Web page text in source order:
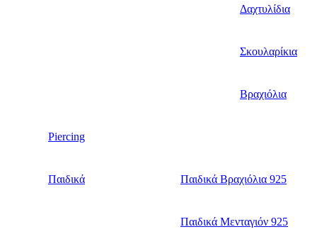
Δαχτυλίδια
Σκουλαρίκια
Βραχιόλια
Piercing
Παιδικά Παιδικά Βραχιόλια 925
Παιδικά Μενταγιόν 925